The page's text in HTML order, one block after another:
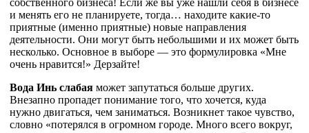
и менять его не планируете, тогда… находите какие-то
приятные (именно приятные) новые направления
деятельности. Они могут быть небольшими и их может быть
несколько. Основное в выборе — это формулировка «Мне
очень нравится!» Дерзайте!
Вода Инь слабая может запутаться больше других.
Внезапно пропадет понимание того, что хочется, куда
нужно двигаться, чем заниматься. Возникнет такое чувство,
словно «потерялся в огромном городе. Много всего вокруг,